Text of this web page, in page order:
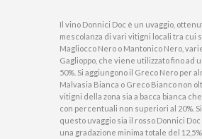
Il vino Donnici Doc è un uvaggio,
mescolanza di vari vitigni locali tra cui
Magliocco Nero o Mantonico Nero,
Gaglioppo, che viene utilizzato fino ad
50%. Si aggiungono il Greco Nero per
Malvasia Bianca o Greco Bianco non
vitigni della zona sia a bacca bianca
con percentuali non superiori al 20%.
questo uvaggio sia il rosso Donnici
una gradazione minima totale del